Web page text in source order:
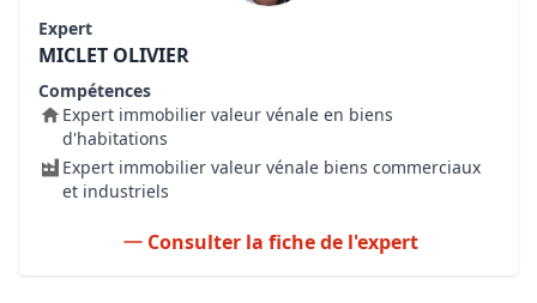
Expert
MICLET OLIVIER
Compétences
Expert immobilier valeur vénale en biens
d'habitations
Expert immobilier valeur vénale biens commerciaux
et industriels
Consulter la fiche de l'expert